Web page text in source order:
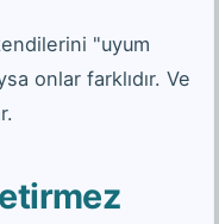
"uyum
onlar farklıdır. Ve